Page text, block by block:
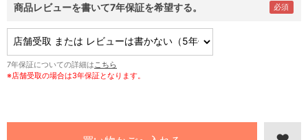
商品レビューを書いて7年保証を希望する。
7年保証についての詳細は こちら
※店舗受取の場合は3年保証となります。